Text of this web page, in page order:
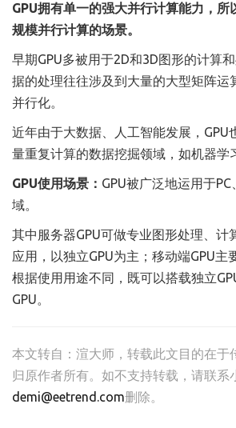
GPU拥有单一的强大并行计算能力，所
规模并行计算的场景。
早期GPU多被用于2D和3D图形的计算
据的处理往往涉及到大量的大型矩阵运
并行化。
近年由于大数据、人工智能发展，GPU
量重复计算的数据挖掘领域，如机器学
GPU使用场景： GPU被广泛地运用于
域。
其中服务器GPU可做专业图形处理、计
应用，以独立GPU为主；移动端GPU主
根据使用用途不同，既可以搭载独立
GPU。
本文转自： 渲大师 ，转载此文目的在
归原作者所有。如不支持转载，请联系
demi@eetrend.com删除。